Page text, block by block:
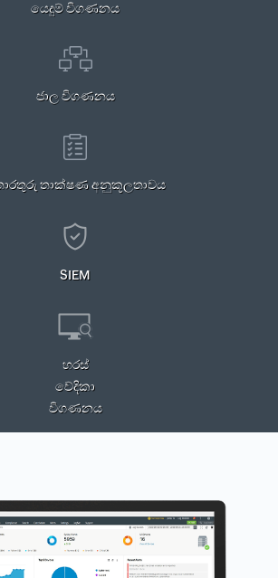
යෙදුම් විගණනය
ජාල විගණනය
තාක්ෂණ අනුකූලතාවය
SIEM
හරස්
වේදිකා
විගණනය